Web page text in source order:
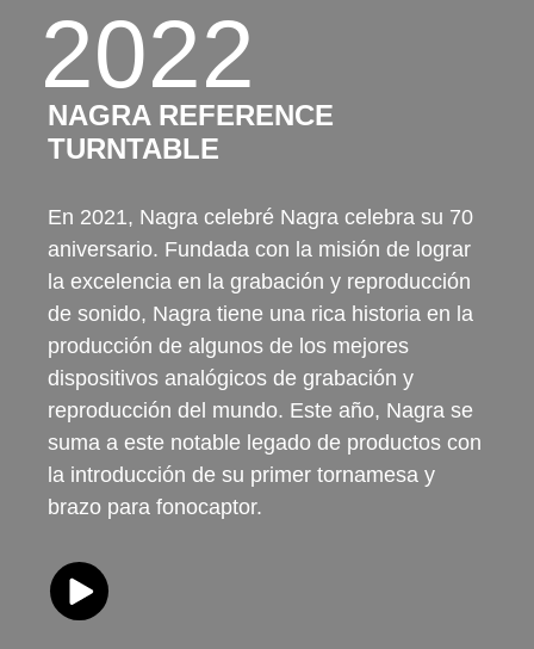
2022
NAGRA REFERENCE
TURNTABLE
En 2021, Nagra celebré Nagra celebra su 70
aniversario. Fundada con la misión de lograr
la excelencia en la grabación y reproducción
de sonido, Nagra tiene una rica historia en la
producción de algunos de los mejores
dispositivos analógicos de grabación y
reproducción del mundo. Este año, Nagra se
suma a este notable legado de productos con
la introducción de su primer tornamesa y
brazo para fonocaptor.